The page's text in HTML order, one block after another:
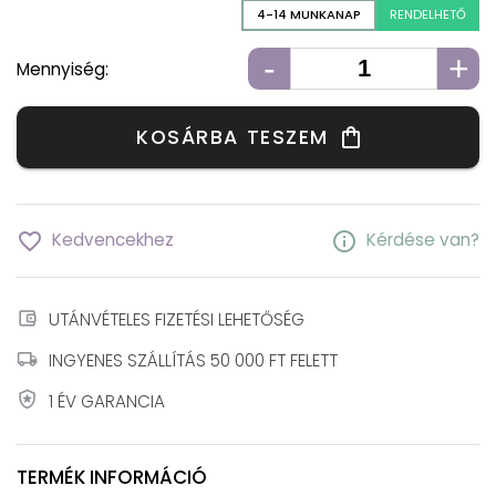
4-14 MUNKANAP RENDELHETŐ
Mennyiség: - +
KOSÁRBA TESZEM shopping_bag
favorite_border Kedvencekhez info Kérdése van?
account_balance_wallet UTÁNVÉTELES FIZETÉSI LEHETŐSÉG
local_shipping INGYENES SZÁLLÍTÁS 50 000 FT FELETT
local_police 1 ÉV GARANCIA
TERMÉK INFORMÁCIÓ